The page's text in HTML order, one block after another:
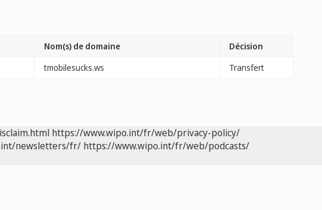
Nom(s) de domaine
Décision
tmobilesucks.ws Transfert
https://www.wipo.int/fr/web/privacy-policy/
newsletters/fr/ https://www.wipo.int/fr/web/podcasts/